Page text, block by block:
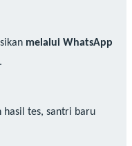
melalui WhatsApp
hasil tes, santri baru